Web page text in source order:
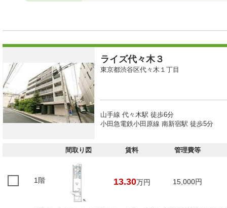
ライズ代々木３
東京都渋谷区代々木１丁目
山手線 代々木駅 徒歩6分
小田急電鉄小田原線 南新宿駅 徒歩5分
間取り図 賃料 管理費等
1階 13.30万円 15,000円